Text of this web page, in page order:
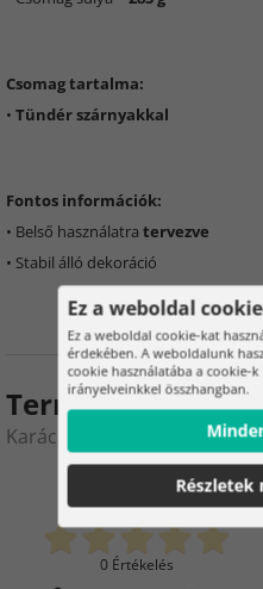
Csomag tartalma:
• Tündér szárnyakkal
Fontos információk:
• Belső használatra tervezve
• Stabil álló dekoráció
Termékértékelés
Karácsonyi fehér tündér
0
0 Értékelés
Ez a weboldal
Ez a weboldal cookie-kat
érdekében. A weboldalunk
cookie használatába a cookie-
irányelveinkkel összhangban.
Részletek